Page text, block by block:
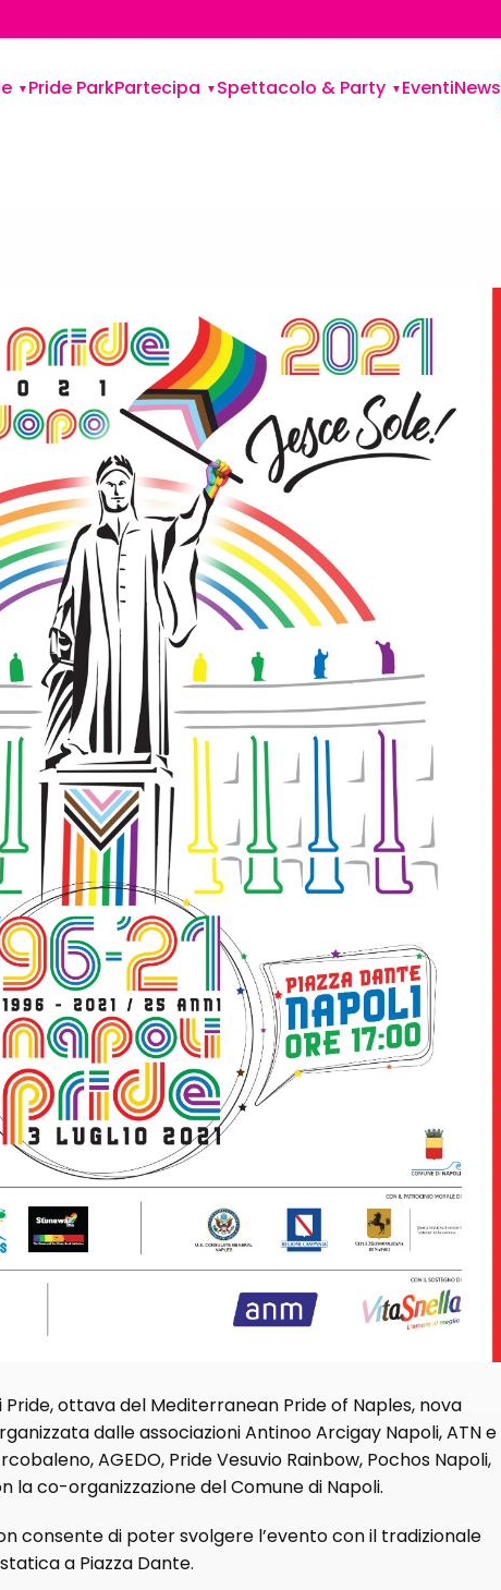
Pride ParkPartecipa Spettacolo & Party EventiNews
Pride, ottava del Mediterranean Pride of Naples, nova
dalle associazioni Antinoo Arcigay Napoli, ATN e
AGEDO, Pride Vesuvio Rainbow, Pochos Napoli,
la co-organizzazione del Comune di Napoli.
consente di poter svolgere l’evento con il tradizionale
a Piazza Dante.